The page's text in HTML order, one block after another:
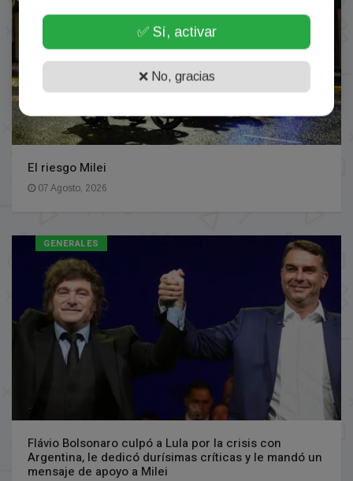
El riesgo Milei
07 Agosto, 2026
GENERALES
Flávio Bolsonaro culpó a Lula por la crisis con
Argentina, le dedicó durísimas críticas y le mandó un
mensaje de apoyo a Milei
✅ Sí, activar
❌ No, gracias